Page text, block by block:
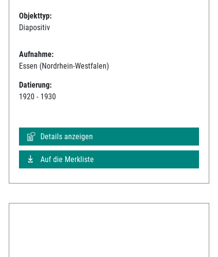
Objekttyp:
Diapositiv
Aufnahme:
Essen (Nordrhein-Westfalen)
Datierung:
1920 - 1930
Details anzeigen
Auf die Merkliste